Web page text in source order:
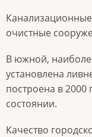
очистные
В южной,
установлена
построена в 2000
состоянии.
Качество